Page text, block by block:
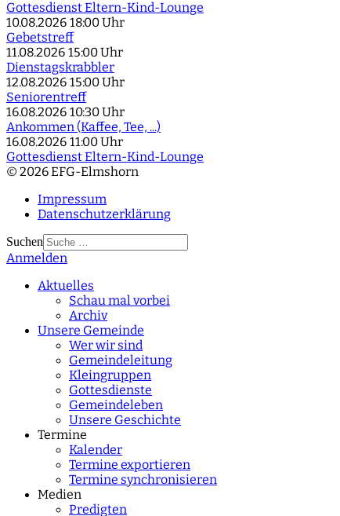
Gottesdienst Eltern-Kind-Lounge
10.08.2026 18:00 Uhr
Gebetstreff
11.08.2026 15:00 Uhr
Dienstagskrabbler
12.08.2026 15:00 Uhr
Seniorentreff
16.08.2026 10:30 Uhr
Ankommen (Kaffee, Tee, ...)
16.08.2026 11:00 Uhr
Gottesdienst Eltern-Kind-Lounge
© 2026 EFG-Elmshorn
Impressum
Datenschutzerklärung
Suchen
Type 2 or more
Anmelden
Aktuelles
Schau mal vorbei
Archiv
Unsere Gemeinde
Wer wir sind
Gemeindeleitung
Kleingruppen
Gottesdienste
Gemeindeleben
Unsere Geschichte
Termine
Kalender
Termine exportieren
Termine synchronisieren
Medien
Predigten